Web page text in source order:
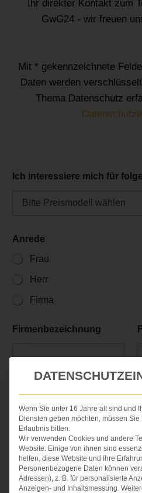
Ihr direkter Kontakt zum
GwG24 - wir freuen
Mit * gekennzeichnete
Daten werden
Thema Datenschutz
Ich interessiere mich für
Anrede
Frau
Herr
Firma
Firmenbezeichnung
Name*
Vorname
E-Mail *
Wenn Sie unter 16 Jahre alt sind und
Diensten geben möchten, müssen
Erlaubnis bitten.
Wir verwenden Cookies und andere
Website. Einige von ihnen sind
helfen, diese Website und Ihre
Personenbezogene Daten können
Adressen), z. B. für personalisierte
Anzeigen- und Inhaltsmessung.